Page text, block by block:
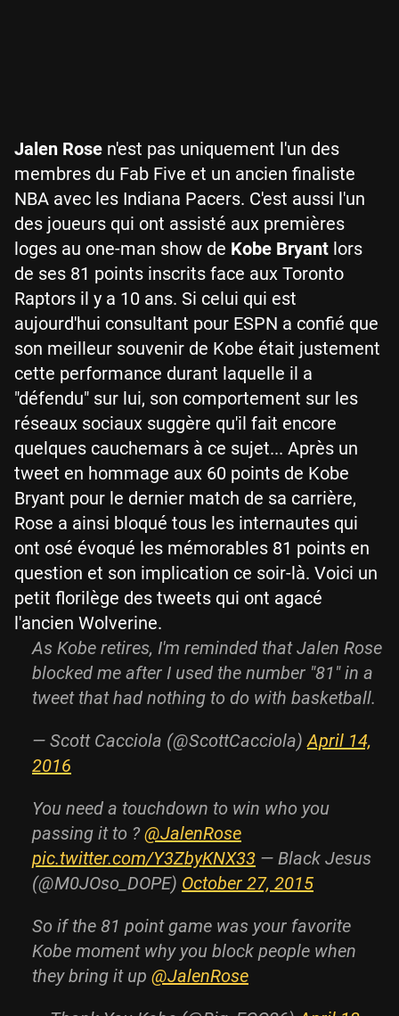
Jalen Rose n'est pas uniquement l'un des
membres du Fab Five et un ancien finaliste
NBA avec les Indiana Pacers. C'est aussi l'un
des joueurs qui ont assisté aux premières
loges au one-man show de Kobe Bryant lors
de ses 81 points inscrits face aux Toronto
Raptors il y a 10 ans. Si celui qui est
aujourd'hui consultant pour ESPN a confié que
son meilleur souvenir de Kobe était justement
cette performance durant laquelle il a
"défendu" sur lui, son comportement sur les
réseaux sociaux suggère qu'il fait encore
quelques cauchemars à ce sujet... Après un
tweet en hommage aux 60 points de Kobe
Bryant pour le dernier match de sa carrière,
Rose a ainsi bloqué tous les internautes qui
ont osé évoqué les mémorables 81 points en
question et son implication ce soir-là. Voici un
petit florilège des tweets qui ont agacé
l'ancien Wolverine.
As Kobe retires, I'm reminded that Jalen Rose
blocked me after I used the number "81" in a
tweet that had nothing to do with basketball.
— Scott Cacciola (@ScottCacciola)April 14,
2016
You need a touchdown to win who you
passing it to ?@JalenRose
pic.twitter.com/Y3ZbyKNX33 — Black Jesus
(@M0JOso_DOPE) October 27, 2015
So if the 81 point game was your favorite
Kobe moment why you block people when
they bring it up @JalenRose